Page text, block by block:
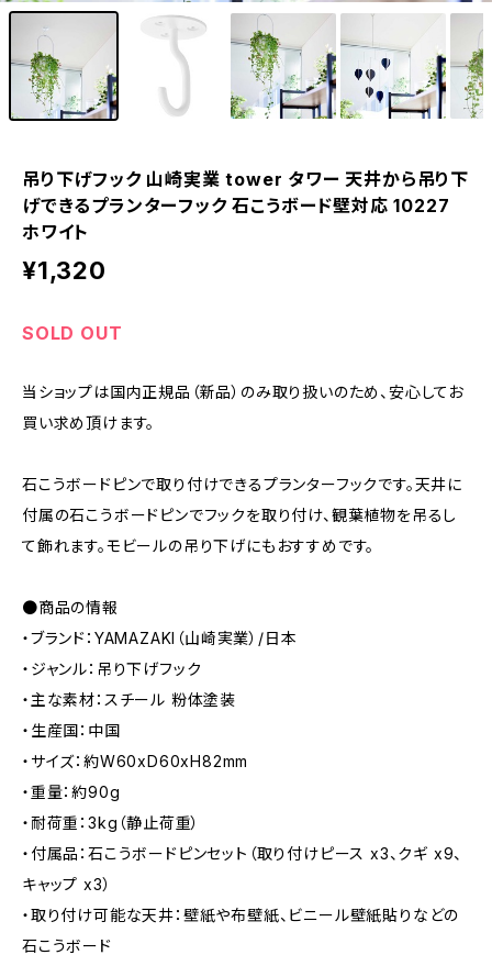
吊り下げフック 山崎実業 tower タワー 天井から吊り下
げできるプランターフック 石こうボード壁対応 10227
ホワイト
¥1,320
SOLD OUT
当ショップは国内正規品（新品）のみ取り扱いのため、安心してお
買い求め頂けます。
石こうボードピンで取り付けできるプランターフックです。天井に
付属の石こうボードピンでフックを取り付け、観葉植物を吊るし
て飾れます。モビールの吊り下げにもおすすめです。
●商品の情報
・ブランド：YAMAZAKI（山崎実業）/日本
・ジャンル：吊り下げフック
・主な素材：スチール 粉体塗装
・生産国：中国
・サイズ：約W60xD60xH82mm
・重量：約90g
・耐荷重：3kg（静止荷重）
・付属品：石こうボードピンセット（取り付けピース x3、クギ x9、
キャップ x3）
・取り付け可能な天井：壁紙や布壁紙、ビニール壁紙貼りなどの
石こうボード